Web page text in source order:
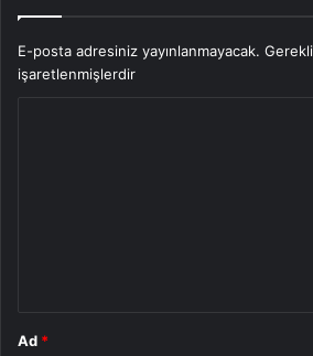
E-posta adresiniz yayınlanmayacak.
işaretlenmişlerdir
Ad *